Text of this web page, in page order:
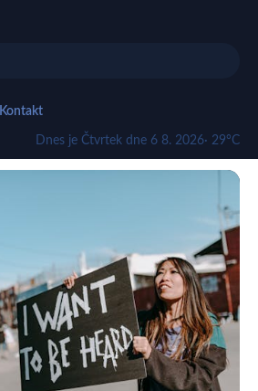
Kontakt
Dnes je Čtvrtek dne 6 8. 2026· 29°C